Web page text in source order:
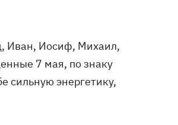
Иван, Иосиф, Михаил,
7 мая, по знаку
сильную энергетику,